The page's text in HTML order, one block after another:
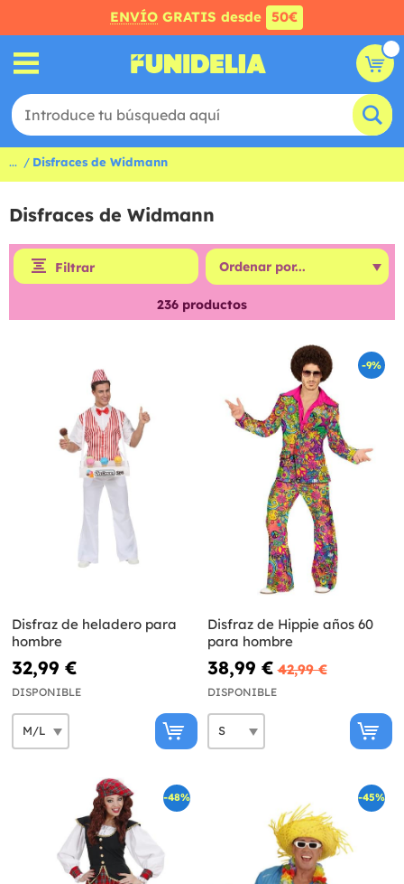
ENVÍO GRATIS desde 50€
... Disfraces de Widmann
Disfraces de Widmann
Filtrar
236 productos
Disfraz de heladero para
hombre
32,99 €
DISPONIBLE
-9%
Disfraz de Hippie años 60
para hombre
38,99 € 42,99 €
DISPONIBLE
-48% -45%